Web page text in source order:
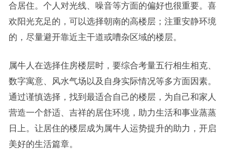
合居住。个人对光线、噪音等方面的偏好也很重要。喜
欢阳光充足的，可以选择朝南的高楼层；注重安静环境
的，尽量避开靠近主干道或嘈杂区域的楼层。
属牛人在选择住房楼层时，要综合考量五行相生相克、
数字寓意、风水气场以及自身实际情况等多方面因素。
通过谨慎选择，找到最适合自己的楼层，为自己和家人
营造一个舒适、吉祥的居住环境，助力生活和事业蒸蒸
日上。让居住的楼层成为属牛人运势提升的助力，开启
美好的生活篇章。